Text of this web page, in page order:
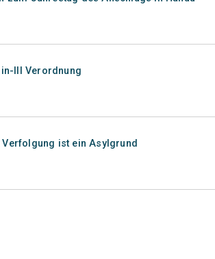
III Verordnung
Verfolgung ist ein Asylgrund